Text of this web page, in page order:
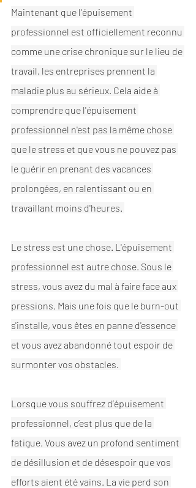
Maintenant que l'épuisement
professionnel est officiellement reconnu
comme une crise chronique sur le lieu de
travail, les entreprises prennent la
maladie plus au sérieux. Cela aide à
comprendre que l'épuisement
professionnel n'est pas la même chose
que le stress et que vous ne pouvez pas
le guérir en prenant des vacances
prolongées, en ralentissant ou en
travaillant moins d'heures.
Le stress est une chose. L'épuisement
professionnel est autre chose. Sous le
stress, vous avez du mal à faire face aux
pressions. Mais une fois que le burn-out
s'installe, vous êtes en panne d'essence
et vous avez abandonné tout espoir de
surmonter vos obstacles.
Lorsque vous souffrez d’épuisement
professionnel, c’est plus que de la
fatigue. Vous avez un profond sentiment
de désillusion et de désespoir que vos
efforts aient été vains. La vie perd son